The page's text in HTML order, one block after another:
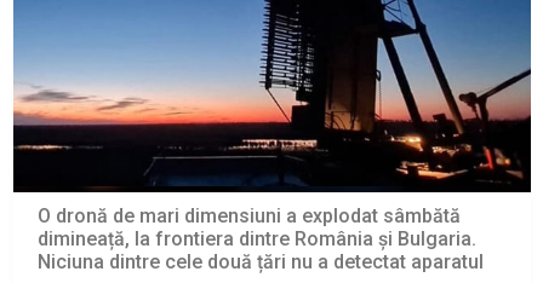
O dronă de mari dimensiuni a explodat sâmbătă
dimineață, la frontiera dintre România și Bulgaria.
Niciuna dintre cele două țări nu a detectat aparatul